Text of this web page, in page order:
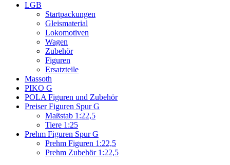
LGB
Startpackungen
Gleismaterial
Lokomotiven
Wagen
Zubehör
Figuren
Ersatzteile
Massoth
PIKO G
POLA Figuren und Zubehör
Preiser Figuren Spur G
Maßstab 1:22,5
Tiere 1:25
Prehm Figuren Spur G
Prehm Figuren 1:22,5
Prehm Zubehör 1:22,5